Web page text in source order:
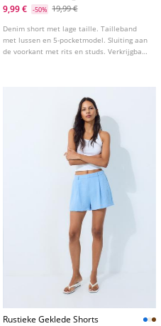
9,99 €
-50% 19,99 €
Denim short met lage taille. Tailleband
met lussen en 5-pocketmodel. Sluiting aan
de voorkant met rits en studs. Verkrijgbaar
Rustieke Geklede Shorts